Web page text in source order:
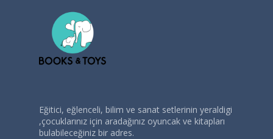
Eğitici, eğlenceli, bilim ve sanat setlerinin yeraldigi
,çocuklarınız için aradağınız oyuncak ve kitapları
bulabileceğiniz bir adres.